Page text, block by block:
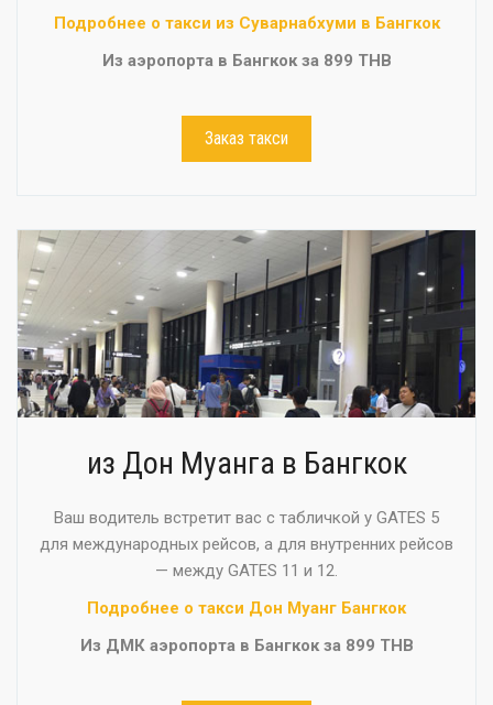
Подробнее о такси из Суварнабхуми в Бангкок
Из аэропорта в Бангкок за 899 THB
Заказ такси
из Дон Муанга в Бангкок
Ваш водитель встретит вас с табличкой у GATES 5
для международных рейсов, а для внутренних рейсов
— между GATES 11 и 12.
Подробнее о такси Дон Муанг Бангкок
Из ДМК аэропорта в Бангкок за 899 THB